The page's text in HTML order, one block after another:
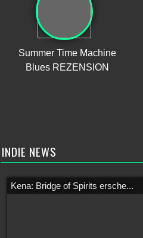
Summer Time Machine
Blues REZENSION
INDIE NEWS
Kena: Bridge of Spirits ersche...